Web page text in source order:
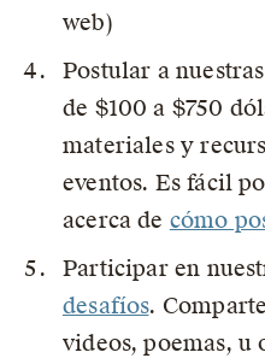
web)
Postular a nuestras
de $100 a $750
materiales y
eventos. Es fácil
acerca de cómo
Participar en
desafíos.
videos, poemas, u